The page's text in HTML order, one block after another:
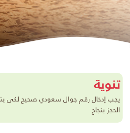
تنوية
يجب إدخال رقم جوال سعودي صحيح لكى
الحجز بنجاح